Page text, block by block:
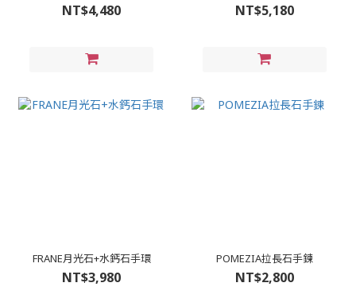
NT$4,480 NT$5,180
FRANE月光石+水鈣石手環
NT$3,980
POMEZIA拉長石手鍊
NT$2,800